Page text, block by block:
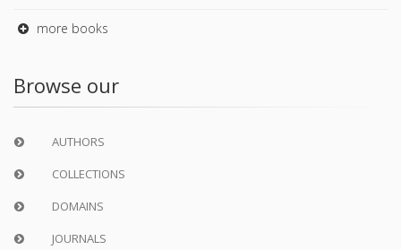
more books
Browse our
AUTHORS
COLLECTIONS
DOMAINS
JOURNALS